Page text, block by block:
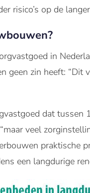
risico’s op de
in
geen zin heeft:
dat
veel
praktische
een langdurige